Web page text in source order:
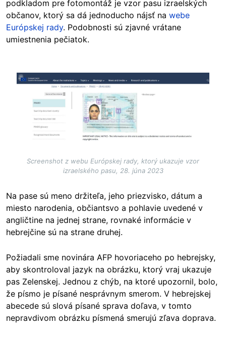
podkladom pre fotomontáž je vzor pasu izraelských
občanov, ktorý sa dá jednoducho nájsť na webe
Európskej rady. Podobnosti sú zjavné vrátane
umiestnenia pečiatok.
Image
Screenshot z webu Európskej rady, ktorý ukazuje vzor
izraelského pasu, 28. júna 2023
Na pase sú meno držiteľa, jeho priezvisko, dátum a
miesto narodenia, občiantsvo a pohlavie uvedené v
angličtine na jednej strane, rovnaké informácie v
hebrejčine sú na strane druhej.
Požiadali sme novinára AFP hovoriaceho po hebrejsky,
aby skontroloval jazyk na obrázku, ktorý vraj ukazuje
pas Zelenskej. Jednou z chýb, na ktoré upozornil, bolo,
že písmo je písané nesprávnym smerom. V hebrejskej
abecede sú slová písané sprava doľava, v tomto
nepravdivom obrázku písmená smerujú zľava doprava.